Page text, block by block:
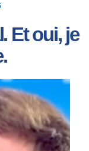
Et oui, je